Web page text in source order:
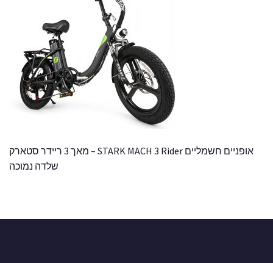
אופניים חשמליים STARK MACH 3 Rider – מאך 3 ריידר סטארק
שלדה נמוכה